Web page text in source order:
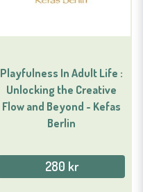
Playfulness In Adult Life :
Unlocking the Creative
Flow and Beyond - Kefas
Berlin
280 kr